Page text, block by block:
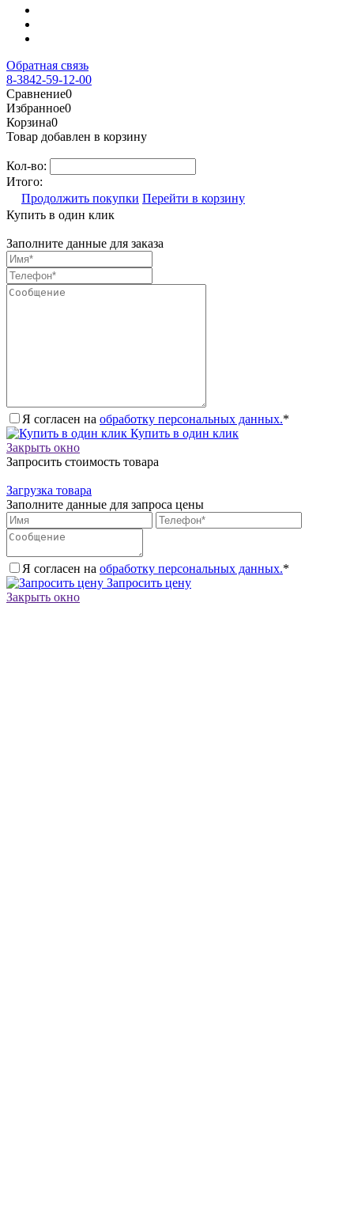
Обратная связь
8-3842-59-12-00
Сравнение0
Избранное0
Корзина0
Товар добавлен в корзину
Кол-во:
Итого:
Продолжить покупки Перейти в корзину
Купить в один клик
Заполните данные для заказа
Я согласен на обработку персональных данных.*
Купить в один клик
Закрыть окно
Запросить стоимость товара
Загрузка товара
Заполните данные для запроса цены
Я согласен на обработку персональных данных.*
Запросить цену
Закрыть окно